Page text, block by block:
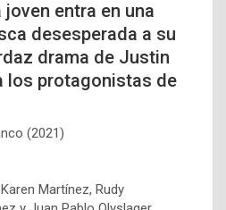
joven entra en una
desesperada a su
drama de Justin
los protagonistas de
(2021)
Martínez, Rudy